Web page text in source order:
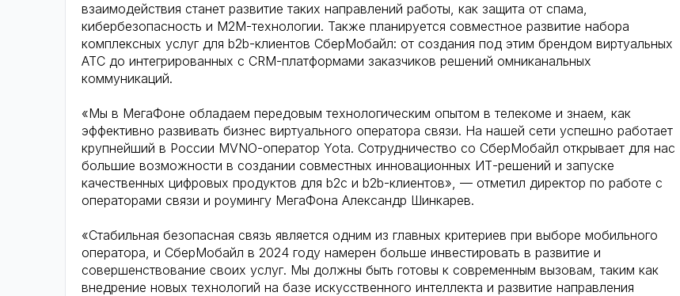
взаимодействия станет развитие таких направлений работы, как защита от спама,
кибербезопасность и M2M-технологии. Также планируется совместное развитие набора
комплексных услуг для b2b-клиентов СберМобайл: от создания под этим брендом виртуальных
АТС до интегрированных с CRM-платформами заказчиков решений омниканальных
коммуникаций.
«Мы в МегаФоне обладаем передовым технологическим опытом в телекоме и знаем, как
эффективно развивать бизнес виртуального оператора связи. На нашей сети успешно работает
крупнейший в России MVNO-оператор Yota. Cотрудничество со СберМобайл открывает для нас
большие возможности в создании совместных инновационных ИТ-решений и запуске
качественных цифровых продуктов для b2c и b2b-клиентов», — отметил директор по работе с
операторами связи и роумингу МегаФона Александр Шинкарев.
«Стабильная безопасная связь является одним из главных критериев при выборе мобильного
оператора, и СберМобайл в 2024 году намерен больше инвестировать в развитие и
совершенствование своих услуг. Мы должны быть готовы к современным вызовам, таким как
внедрение новых технологий на базе искусственного интеллекта и развитие направления